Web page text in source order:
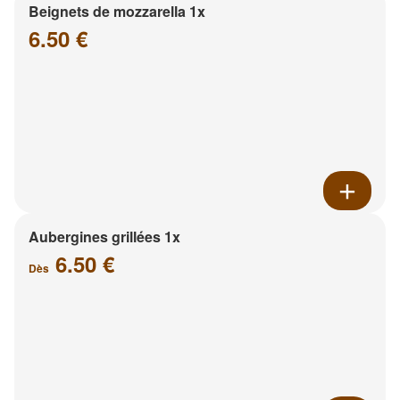
Beignets de mozzarella 1x
6.50 €
Aubergines grillées 1x
Dès 6.50 €